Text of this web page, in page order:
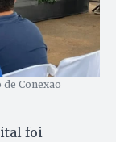
Conexão
foi